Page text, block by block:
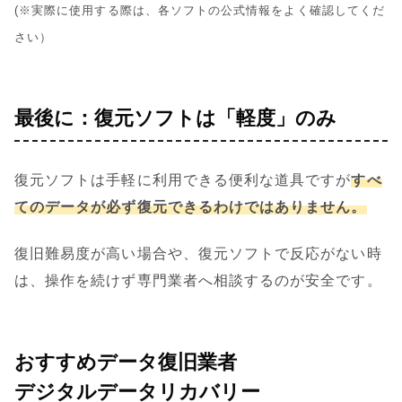
(※実際に使用する際は、各ソフトの公式情報をよく確認してくだ
さい）
最後に：復元ソフトは「軽度」のみ
復元ソフトは手軽に利用できる便利な道具ですがすべ
てのデータが必ず復元できるわけではありません。
復旧難易度が高い場合や、復元ソフトで反応がない時
は、操作を続けず専門業者へ相談するのが安全です。
おすすめデータ復旧業者
デジタルデータリカバリー